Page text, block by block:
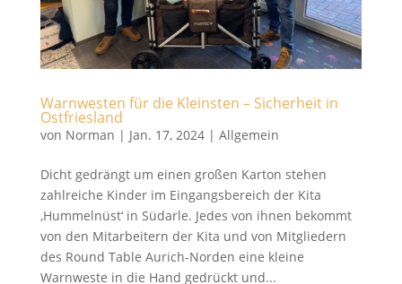
Warnwesten für die Kleinsten – Sicherheit in
Ostfriesland
von Norman | Jan. 17, 2024| Allgemein
Dicht gedrängt um einen großen Karton stehen
zahlreiche Kinder im Eingangsbereich der Kita
‚Hummelnüst‘ in Südarle. Jedes von ihnen bekommt
von den Mitarbeitern der Kita und von Mitgliedern
des Round Table Aurich-Norden eine kleine
Warnweste in die Hand gedrückt und...